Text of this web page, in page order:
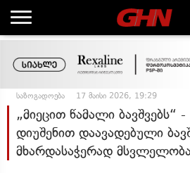
საზოგადოება 17 მაისი 2026, 19:29
„მიეცით წამალი ბავშვებს“
დიუშენით დაავადებული
მხარდასაჭერად